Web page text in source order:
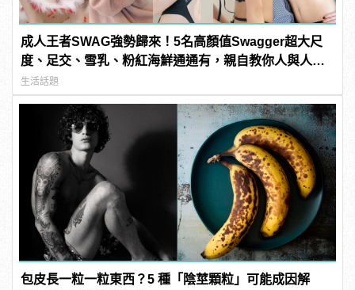
成人王者SWAG強勢歸來！5名高顏值Swagger超大尺
度、足交、雪乳、粉紅海鮮通通有，親自教你人與人的
連結！ | manfashion這樣變型男
生活話題
包皮長一粒一粒東西？5 種「陰莖顆粒」可能成因解